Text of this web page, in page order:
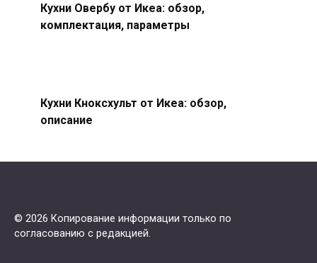
Кухни Овербу от Икеа: обзор,
комплектация, параметры
Кухни Кноксхульт от Икеа: обзор,
описание
© 2026 Копирование информации только по
согласованию с редакцией.